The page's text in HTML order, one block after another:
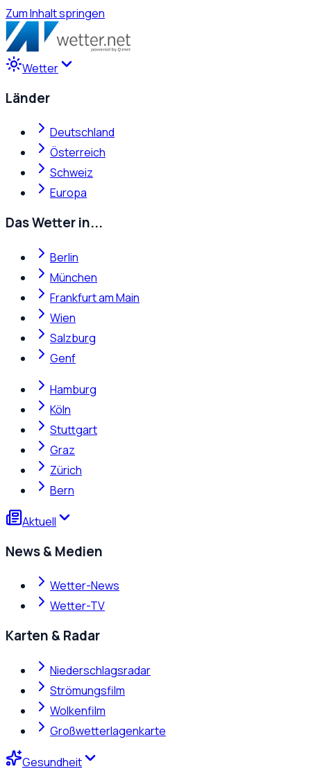
Zum Inhalt springen
Wetter
Länder
Deutschland
Österreich
Schweiz
Europa
Das Wetter in...
Berlin
München
Frankfurt am Main
Wien
Salzburg
Genf
Hamburg
Köln
Stuttgart
Graz
Zürich
Bern
Aktuell
News & Medien
Wetter-News
Wetter-TV
Karten & Radar
Niederschlagsradar
Strömungsfilm
Wolkenfilm
Großwetterlagenkarte
Gesundheit